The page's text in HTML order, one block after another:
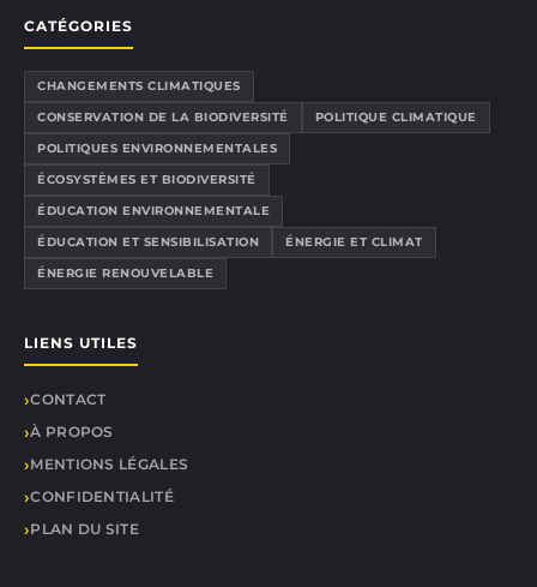
CATÉGORIES
CHANGEMENTS CLIMATIQUES
CONSERVATION DE LA BIODIVERSITÉ
POLITIQUE CLIMATIQUE
POLITIQUES ENVIRONNEMENTALES
ÉCOSYSTÈMES ET BIODIVERSITÉ
ÉDUCATION ENVIRONNEMENTALE
ÉDUCATION ET SENSIBILISATION
ÉNERGIE ET CLIMAT
ÉNERGIE RENOUVELABLE
LIENS UTILES
CONTACT
À PROPOS
MENTIONS LÉGALES
CONFIDENTIALITÉ
PLAN DU SITE